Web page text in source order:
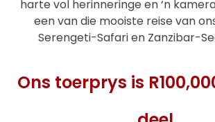
harte vol herinneringe en ‘n
een van die mooiste reise van
Serengeti-Safari en Zanzibar-
Ons toerprys is